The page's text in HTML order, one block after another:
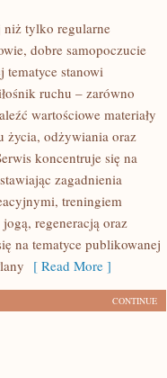
niż tylko regularne
dobre samopoczucie
tematyce stanowi
ruchu – zarówno
wartościowe materiały
życia, odżywiania oraz
koncentruje się na
zagadnienia
treningiem
regeneracją oraz
na tematyce publikowanej
[ Read More ]
CONTINUE